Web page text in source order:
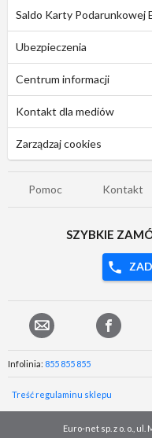
Saldo Karty Podarunkowej
Ubezpieczenia
Centrum informacji
Kontakt dla mediów
Zarządzaj cookies
Pomoc Kontakt
SZYBKIE
Infolinia: 855 855 855
Treść regulaminu sklepu
Euro-net sp. z o. o.,